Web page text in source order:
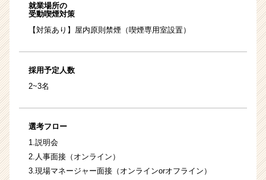
就業場所の
受動喫煙対策
【対策あり】屋内原則禁煙（喫煙専用室設置）
採用予定人数
2~3名
選考フロー
1.説明会
2.人事面接（オンライン）
3.現場マネージャー面接（オンラインorオフライン）